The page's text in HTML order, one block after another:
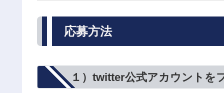
応募方法
１）twitter公式アカウントを